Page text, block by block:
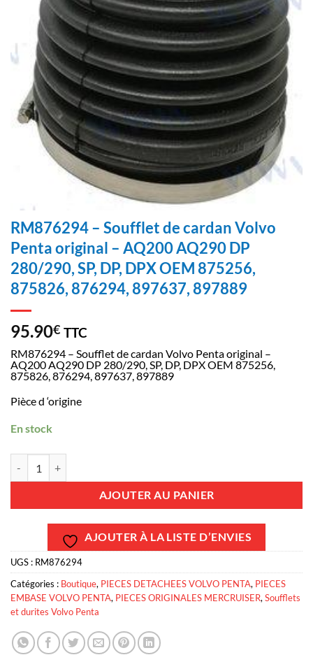
RM876294 – Soufflet de cardan Volvo
Penta original – AQ200 AQ290 DP
280/290, SP, DP, DPX OEM 875256,
875826, 876294, 897637, 897889
95.90€ TTC
RM876294 – Soufflet de cardan Volvo Penta original –
AQ200 AQ290 DP 280/290, SP, DP, DPX OEM 875256,
875826, 876294, 897637, 897889
Pièce d ‘origine
En stock
AJOUTER AU PANIER
AJOUTER À LA LISTE D’ENVIES
UGS : RM876294
Catégories : Boutique, PIECES DETACHEES VOLVO PENTA, PIECES
EMBASE VOLVO PENTA, PIECES ORIGINALES MERCRUISER, Soufflets
et durites Volvo Penta